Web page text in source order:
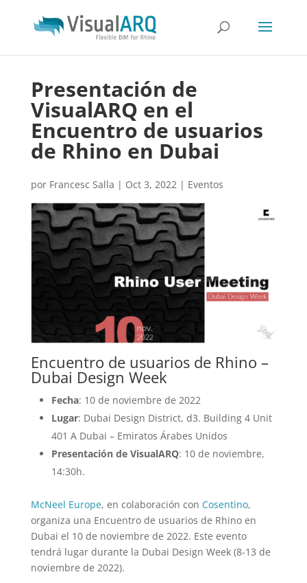
Presentación de
VisualARQ en el
Encuentro de usuarios
de Rhino en Dubai
por Francesc Salla | Oct 3, 2022| Eventos
Encuentro de usuarios de Rhino –
Dubai Design Week
Fecha: 10 de noviembre de 2022
Lugar: Dubai Design District, d3. Building 4 Unit
401 A Dubai – Emiratos Árabes Unidos
Presentación de VisualARQ: 10 de noviembre,
14:30h.
McNeel Europe, en colaboración con Cosentino,
organiza una Encuentro de usuarios de Rhino en
Dubai el 10 de noviembre de 2022. Este evento
tendrá lugar durante la Dubai Design Week (8-13 de
noviembre de 2022).